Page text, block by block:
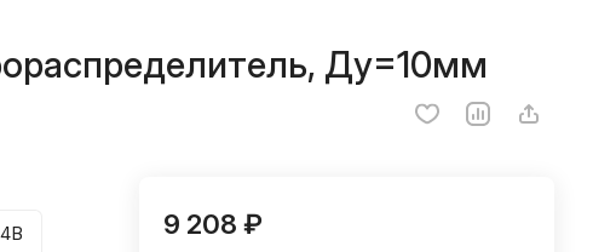
Ду=10мм
9 208 ₽